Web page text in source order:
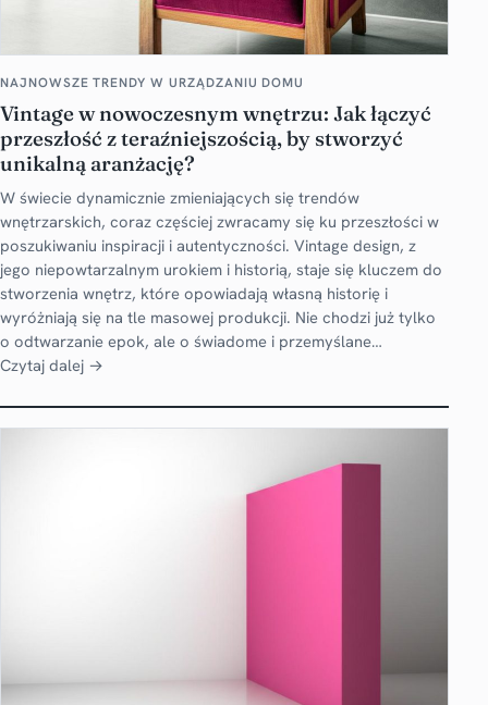
NAJNOWSZE TRENDY W URZĄDZANIU DOMU
Vintage w nowoczesnym wnętrzu: Jak łączyć
przeszłość z teraźniejszością, by stworzyć
unikalną aranżację?
W świecie dynamicznie zmieniających się trendów
wnętrzarskich, coraz częściej zwracamy się ku przeszłości w
poszukiwaniu inspiracji i autentyczności. Vintage design, z
jego niepowtarzalnym urokiem i historią, staje się kluczem do
stworzenia wnętrz, które opowiadają własną historię i
wyróżniają się na tle masowej produkcji. Nie chodzi już tylko
o odtwarzanie epok, ale o świadome i przemyślane…
Czytaj dalej →